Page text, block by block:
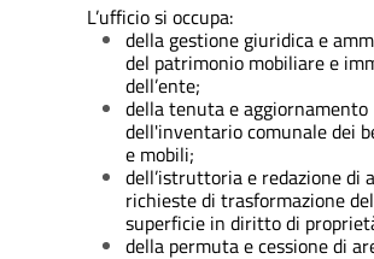
L’ufficio si occupa:
della gestione giuridica e
del patrimonio mobiliare e
dell’ente;
della tenuta e aggiornamento
dell'inventario comunale dei
e mobili;
dell’istruttoria e redazione di
richieste di trasformazione
superficie in diritto di
della permuta e cessione di